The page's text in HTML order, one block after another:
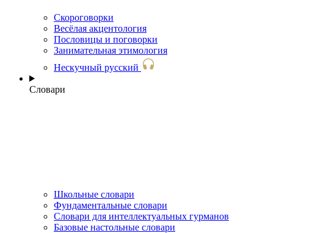
Скороговорки
Весёлая акцентология
Пословицы и поговорки
Занимательная этимология
Нескучный русский
Словари
Школьные словари
Фундаментальные словари
Словари для интеллектуальных гурманов
Базовые настольные словари